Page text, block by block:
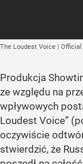
The Loudest Voice |
Produkcja
ze względu na
wpływowych
Loudest Voice”
oczywiście
stwierdzić, że